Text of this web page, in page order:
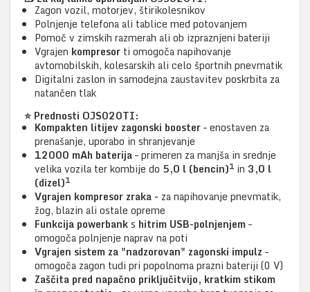
Zagon vozil, motorjev, štirikolesnikov
Polnjenje telefona ali tablice med potovanjem
Pomoč v zimskih razmerah ali ob izpraznjeni bateriji
Vgrajen kompresor ti omogoča napihovanje
avtomobilskih, kolesarskih ali celo športnih pnevmatik
Digitalni zaslon in samodejna zaustavitev poskrbita za
natančen tlak
⭐ Prednosti OJS020TI:
Kompakten litijev zagonski booster– enostaven za
prenašanje, uporabo in shranjevanje
12000 mAh baterija– primeren za manjša in srednje
velika vozila ter kombije do 5,0 l (bencin)1 in 3,0 l
(dizel)1
Vgrajen kompresor zraka - za napihovanje pnevmatik,
žog, blazin ali ostale opreme
Funkcija powerbanks hitrim USB-polnjenjem–
omogoča polnjenje naprav na poti
Vgrajen sistem za "nadzorovan" zagonski impulz –
omogoča zagon tudi pri popolnoma prazni bateriji (0 V)
Zaščita pred napačno priključitvijo, kratkim stikom